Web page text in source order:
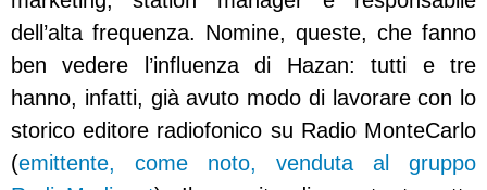
dell’alta frequenza. Nomine, queste, che fanno
ben vedere l’influenza di Hazan: tutti e tre
hanno, infatti, già avuto modo di lavorare con lo
storico editore radiofonico su Radio MonteCarlo
(emittente, come noto, venduta al gruppo